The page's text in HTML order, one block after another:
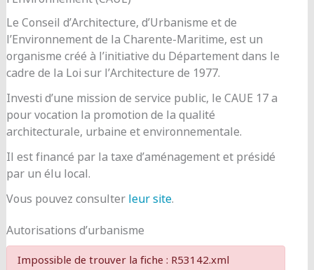
Le Conseil d’Architecture, d’Urbanisme et de
l’Environnement de la Charente-Maritime, est un
organisme créé à l’initiative du Département dans le
cadre de la Loi sur l’Architecture de 1977.
Investi d’une mission de service public, le CAUE 17 a
pour vocation la promotion de la qualité
architecturale, urbaine et environnementale.
Il est financé par la taxe d’aménagement et présidé
par un élu local.
Vous pouvez consulter leur site.
Autorisations d’urbanisme
Impossible de trouver la fiche : R53142.xml